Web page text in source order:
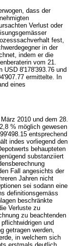
dass der
Verlust oder
fest,
in der
indem er die
vom 21.
USD 8'178'393.76 und
ermittelte. In
eines
2010 und dem 28.
% möglich gewesen
entsprechend
indes vorliegend den
behaupteten
substanziiert
Fall angesichts der
Jahren nicht
sei sodann eine
definitionsgemäss
beschränkte
Verluste zu
zu beachtenden
und
getragen werden,
in welchem sich